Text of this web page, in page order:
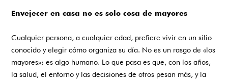
Envejecer en casa no es solo cosa de mayores
Cualquier persona, a cualquier edad, prefiere vivir en un sitio
conocido y elegir cómo organiza su día. No es un rasgo de «los
mayores»: es algo humano. Lo que pasa es que, con los años,
la salud, el entorno y las decisiones de otros pesan más, y la